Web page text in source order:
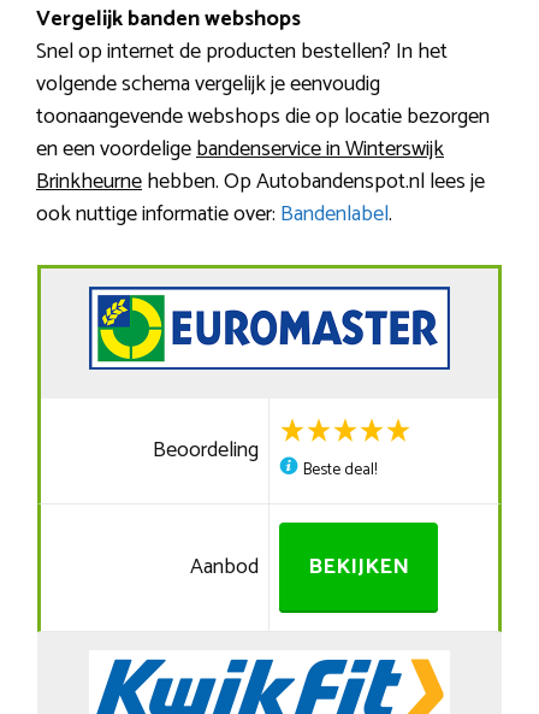
Vergelijk banden webshops
Snel op internet de producten bestellen? In het
volgende schema vergelijk je eenvoudig
toonaangevende webshops die op locatie bezorgen
en een voordeligebandenservice in Winterswijk
Brinkheurnehebben. Op Autobandenspot.nl lees je
ook nuttige informatie over: Bandenlabel.
Beoordeling
Beste deal!
Aanbod BEKIJKEN